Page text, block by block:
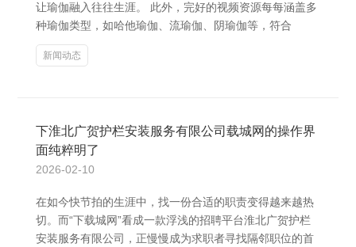
让瑜伽融入往往生涯。 此外，完好的视频资源每每涵盖多
种瑜伽类型，如哈他瑜伽、流瑜伽、阴瑜伽等，符合
新闻动态
下淮北广贺护栏安装服务有限公司载城网的操作界
面纯粹明了
2026-02-10
在如今快节拍的生涯中，找一份合适的职责变得越来越热
切。而“下载城网”看成一款浮浅的招聘平台淮北广贺护栏
安装服务有限公司，正慢慢成为求职者寻找隔邻职位的首